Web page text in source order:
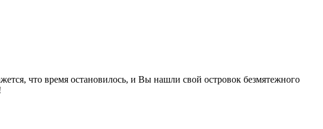
что время остановилось, и Вы нашли свой островок безмятежного